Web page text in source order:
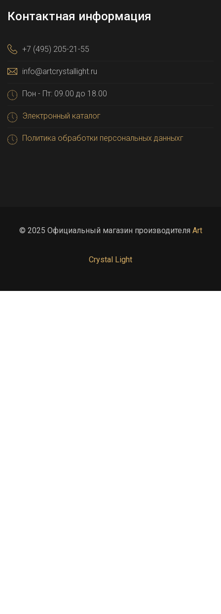
Контактная информация
+7 (495) 205-21-55
info@artcrystallight.ru
Пон - Пт: 09.00 до 18.00
Электронный каталог
Политика обработки персональных данныхг
© 2025 Официальный магазин производителя Art
Crystal Light